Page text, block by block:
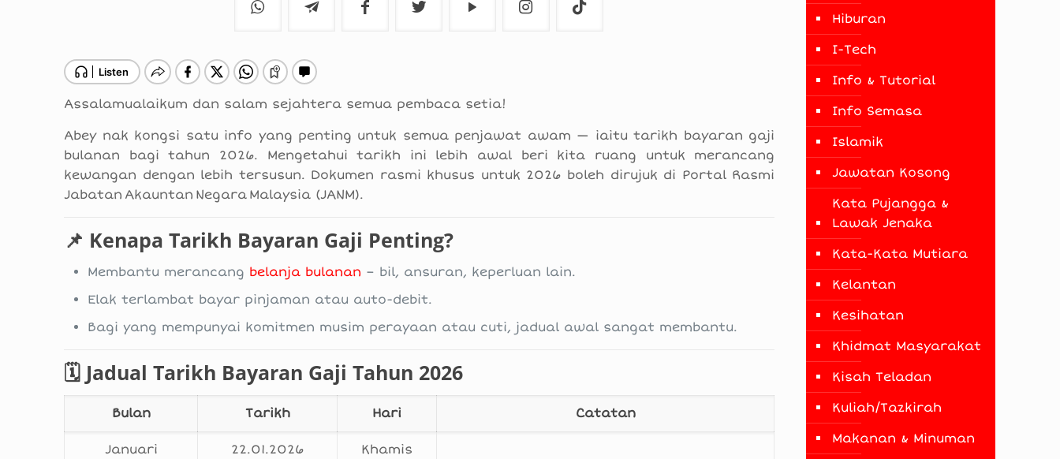
Assalamualaikum dan salam sejahtera semua pembaca setia!
Abey nak kongsi satu info yang penting untuk semua penjawat awam — iaitu tarikh bayaran gaji
bulanan bagi tahun 2026. Mengetahui tarikh ini lebih awal beri kita ruang untuk merancang
kewangan dengan lebih tersusun. Dokumen rasmi khusus untuk 2026 boleh dirujuk di Portal Rasmi
Jabatan Akauntan Negara Malaysia (JANM).
📌 Kenapa Tarikh Bayaran Gaji Penting?
Membantu merancang belanja bulanan – bil, ansuran, keperluan lain.
Elak terlambat bayar pinjaman atau auto-debit.
Bagi yang mempunyai komitmen musim perayaan atau cuti, jadual awal sangat membantu.
🗓️ Jadual Tarikh Bayaran Gaji Tahun 2026
Bulan Tarikh Hari Catatan
Januari 22.01.2026 Khamis
Hiburan
I-Tech
Info & Tutorial
Info Semasa
Islamik
Jawatan Kosong
Kata Pujangga &
Lawak Jenaka
Kata-Kata Mutiara
Kelantan
Kesihatan
Khidmat Masyarakat
Kisah Teladan
Kuliah/Tazkirah
Makanan & Minuman